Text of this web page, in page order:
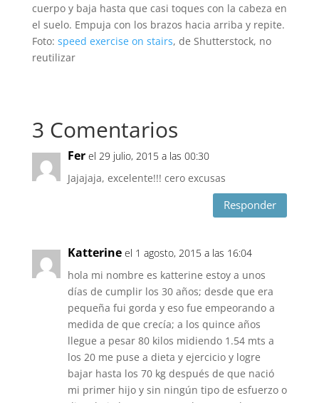
cuerpo y baja hasta que casi toques con la cabeza en
el suelo. Empuja con los brazos hacia arriba y repite.
Foto: speed exercise on stairs, de Shutterstock, no
reutilizar
3 Comentarios
Fer el 29 julio, 2015 a las 00:30
Jajajaja, excelente!!! cero excusas
Responder
Katterine el 1 agosto, 2015 a las 16:04
hola mi nombre es katterine estoy a unos
días de cumplir los 30 años; desde que era
pequeña fui gorda y eso fue empeorando a
medida de que crecía; a los quince años
llegue a pesar 80 kilos midiendo 1.54 mts a
los 20 me puse a dieta y ejercicio y logre
bajar hasta los 70 kg después de que nació
mi primer hijo y sin ningún tipo de esfuerzo o